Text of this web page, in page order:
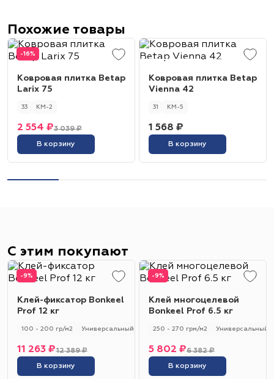
Похожие товары
-16%
Ковровая плитка Betap
Larix 75
33 КМ-2
3 039 ₽
2 554 ₽
В корзину
Ковровая плитка Betap
Vienna 42
31 КМ-5
1 568 ₽
В корзину
С этим покупают
-9%
Клей-фиксатор Bonkeel
Prof 12 кг
100 - 200 гр/м2 Универсальный
12 389 ₽
11 263 ₽
В корзину
-9%
Клей многоцелевой
Bonkeel Prof 6.5 кг
250 - 270 грм/м2 Универсальный
6 382 ₽
5 802 ₽
В корзину